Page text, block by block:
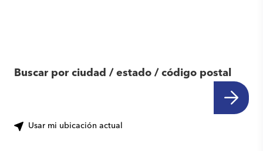
Buscar por ciudad / estado / código postal
Usar mi ubicación actual